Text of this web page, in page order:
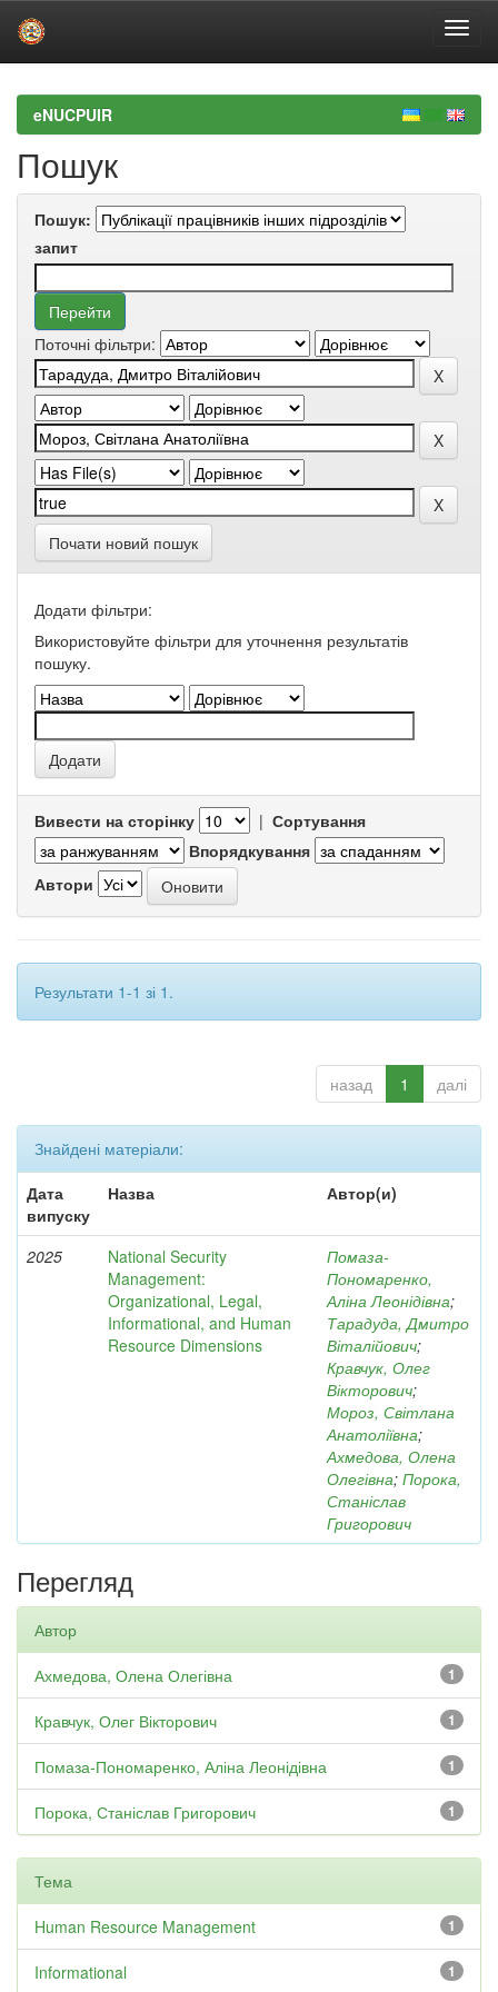
navigationeNUCPUIR
Пошук
Пошук:
запит
Поточні фільтри:
Почати новий пошук
Додати фільтри:
Використовуйте фільтри для уточнення результатів
пошуку.
Вивести на сторінку | Сортування
Впорядкування
Автори
Результати 1-1 зі 1.
назад 1 далі
Знайдені матеріали:
Дата
випуску
Назва Автор(и)
2025
National Security
Management:
Organizational, Legal,
Informational, and Human
Resource Dimensions
Помаза-
Пономаренко,
Аліна Леонідівна;
Тарадуда, Дмитро
Віталійович;
Кравчук, Олег
Вікторович;
Мороз, Світлана
Анатоліївна;
Ахмедова, Олена
Олегівна; Порока,
Станіслав
Григорович
Перегляд
Автор
1
Ахмедова, Олена Олегівна
1
Кравчук, Олег Вікторович
1
Помаза-Пономаренко, Аліна Леонідівна
1
Порока, Станіслав Григорович
Тема
1
Human Resource Management
1
Informational